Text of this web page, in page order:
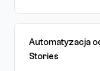
Automatyzacja
Stories